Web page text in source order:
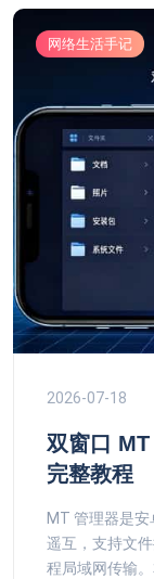
网络生活手记
2026-07-18
双窗口
完整教程
MT 管理器是
遥互，支持文
程局域网传输